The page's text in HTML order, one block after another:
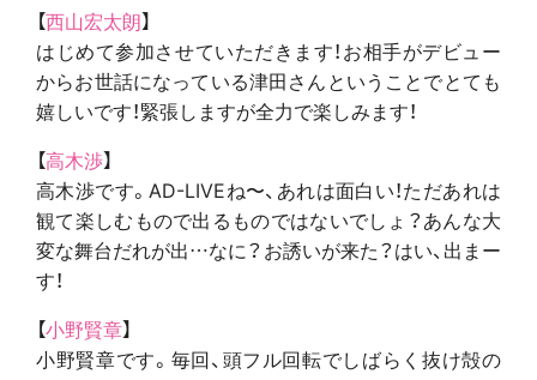
【西山宏太朗】
はじめて参加させていただきます！お相手がデビュー
からお世話になっている津田さんということでとても
嬉しいです！緊張しますが全力で楽しみます！
【高木渉】
高木渉です。AD-LIVEね〜、あれは面白い！ただあれは
観て楽しむもので出るものではないでしょ？あんな大
変な舞台だれが出…なに？お誘いが来た？はい、出まー
す！
【小野賢章】
小野賢章です。毎回、頭フル回転でしばらく抜け殻の